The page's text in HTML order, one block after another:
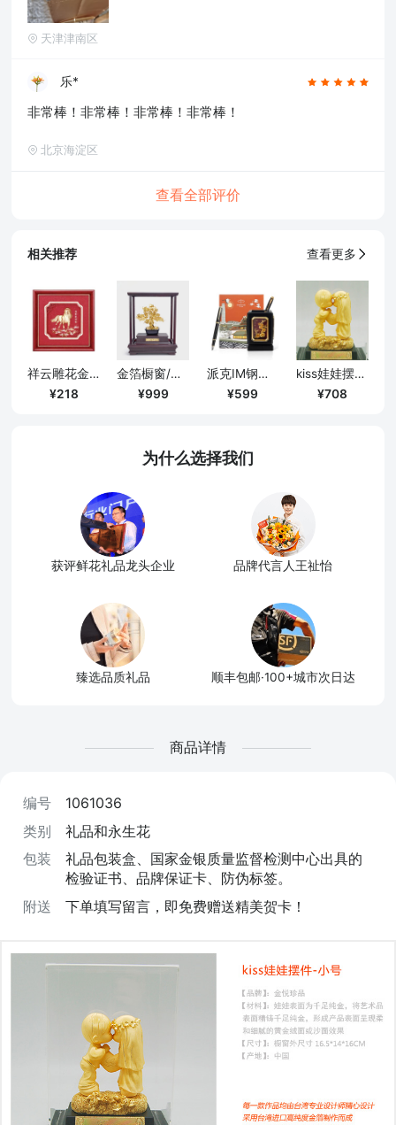
天津津南区
乐*
非常棒！非常棒！非常棒！非常棒！
北京海淀区
查看全部评价
相关推荐 查看更多
祥云雕花金箔画-马到成功
218
金箔橱窗/招财进宝A款
999
派克IM钢笔大都会礼盒+旋转笔筒四君子组合套装
599
kiss娃娃摆件/大号
708
为什么选择我们
获评鲜花礼品龙头企业 品牌代言人王祉怡
臻选品质礼品 顺丰包邮·100+城市次日达
商品详情
编号
1061036
类别
礼品和永生花
包装
礼品包装盒、国家金银质量监督检测中心出具的
检验证书、品牌保证卡、防伪标签。
附送
下单填写留言，即免费赠送精美贺卡！